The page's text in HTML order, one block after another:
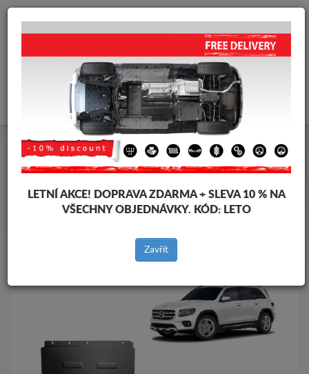
info@krytpodmotor.com
Kryt pod motor Mercedes Kryt pod motor Mercedes GLB
vozidel
Značky vozidel
Zpět na produkty
LETNÍ AKCE! DOPRAVA ZDARMA + SLEVA 10 % NA
VŠECHNY OBJEDNÁVKY. KÓD: LETO
Zavřít